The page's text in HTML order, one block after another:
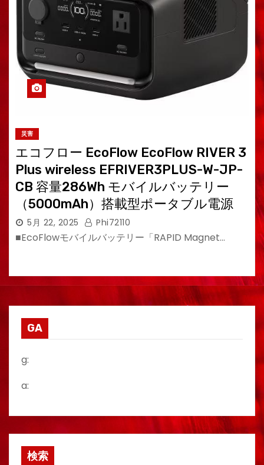
災害
エコフロー EcoFlow EcoFlow RIVER 3
Plus wireless EFRIVER3PLUS-W-JP-
CB 容量286Wh モバイルバッテリー
（5000mAh）搭載型ポータブル電源
5月 22, 2025 Phi72110
■EcoFlowモバイルバッテリー「RAPID Magnet…
GA
g:
a:
検索